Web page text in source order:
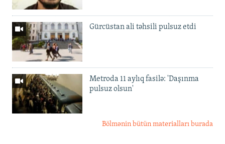
Gürcüstan ali təhsili pulsuz etdi
Metroda 11 aylıq fasilə: 'Daşınma
pulsuz olsun'
Bölmənin bütün materialları burada